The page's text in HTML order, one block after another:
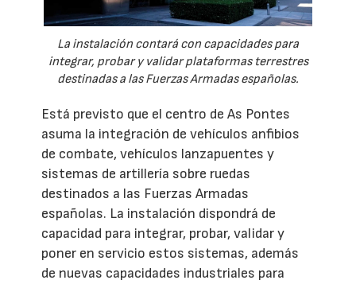
La instalación contará con capacidades para
integrar, probar y validar plataformas terrestres
destinadas a las Fuerzas Armadas españolas.
Está previsto que el centro de As Pontes
asuma la integración de vehículos anfibios
de combate, vehículos lanzapuentes y
sistemas de artillería sobre ruedas
destinados a las Fuerzas Armadas
españolas. La instalación dispondrá de
capacidad para integrar, probar, validar y
poner en servicio estos sistemas, además
de nuevas capacidades industriales para